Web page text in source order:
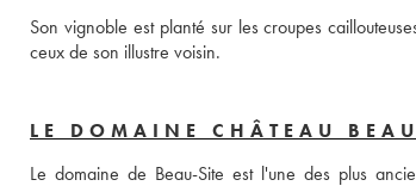
Son vignoble est planté sur les croupes
ceux de son illustre voisin.
LE DOMAINE CHÂTEAU
Le domaine de Beau-Site est l'une des plus